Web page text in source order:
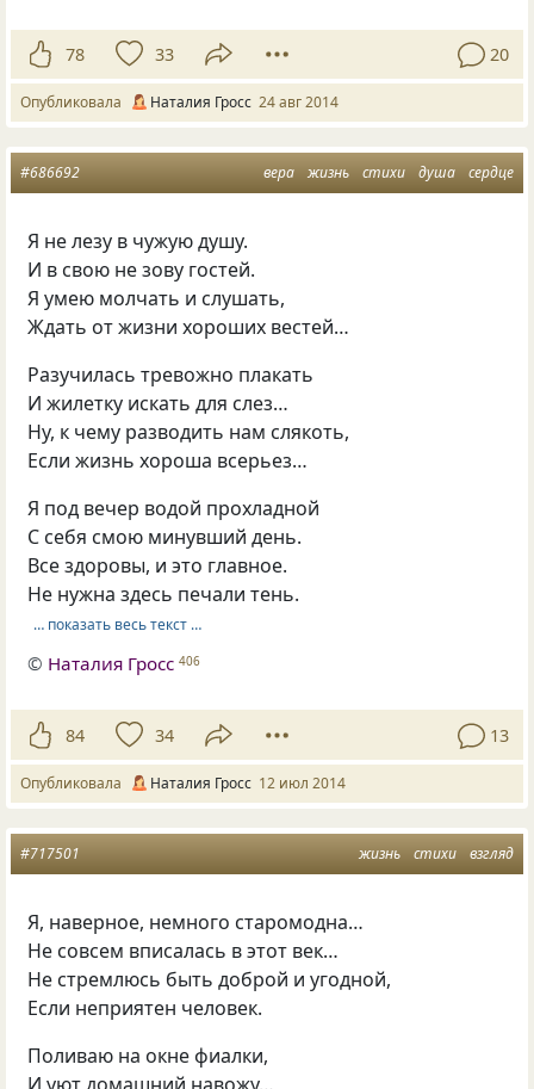
78 33 20
Опубликовала Наталия Гросс 24 авг 2014
вера жизнь стихи душа сердце
#686692
Я не лезу в чужую душу.
И в свою не зову гостей.
Я умею молчать и слушать,
Ждать от жизни хороших вестей…
Разучилась тревожно плакать
И жилетку искать для слез…
Ну, к чему разводить нам слякоть,
Если жизнь хороша всерьез…
Я под вечер водой прохладной
С себя смою минувший день.
Все здоровы, и это главное.
Не нужна здесь печали тень.
… показать весь текст …
© Наталия Гросс 406
84 34 13
Опубликовала Наталия Гросс 12 июл 2014
жизнь стихи взгляд
#717501
Я, наверное, немного старомодна…
Не совсем вписалась в этот век…
Не стремлюсь быть доброй и угодной,
Если неприятен человек.
Поливаю на окне фиалки,